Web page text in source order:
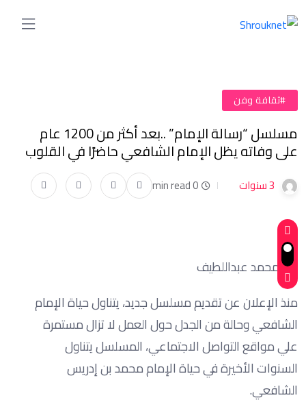
#ثقافة وفن
مسلسل “رسالة الإمام” ..بعد أكثر من 1200 عام
على وفاته يظل الإمام الشافعي حاضرًا في القلوب
3 سنوات 0 min read
هنا محمد عبداللطيف
منذ الإعلان عن تقديم مسلسل جديد، يتناول حياة الإمام
الشافعي وحالة من الجدل حول العمل لا تزال مستمرة
علي مواقع التواصل الاجتماعي، المسلسل يتناول
السنوات الأخيرة في حياة الإمام محمد بن إدريس
الشافعي.